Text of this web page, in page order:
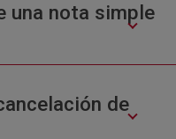
una nota simple
de